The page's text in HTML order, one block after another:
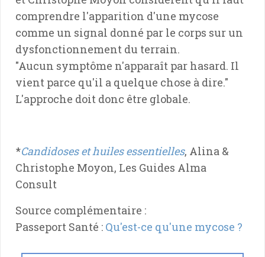
comprendre l'apparition d'une mycose
comme un signal donné par le corps sur un
dysfonctionnement du terrain.
"Aucun symptôme n'apparaît par hasard. Il
vient parce qu'il a quelque chose à dire."
L'approche doit donc être globale.
*Candidoses et huiles essentielles, Alina &
Christophe Moyon, Les Guides Alma
Consult
Source complémentaire :
Passeport Santé : Qu'est-ce qu'une mycose ?